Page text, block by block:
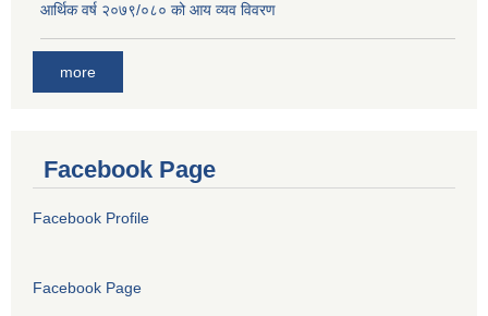
आर्थिक वर्ष २०७९/०८० को आय व्यव विवरण
more
Facebook Page
Facebook Profile
Facebook Page